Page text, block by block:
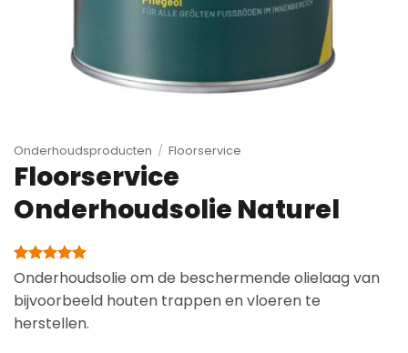
Onderhoudsproducten / Floorservice
Floorservice
Onderhoudsolie Naturel
Gewaardeerd
5op 5
gebaseerd
op
12
klantbeoordelingen
Onderhoudsolie om de beschermende olielaag van
bijvoorbeeld houten trappen en vloeren te
herstellen.